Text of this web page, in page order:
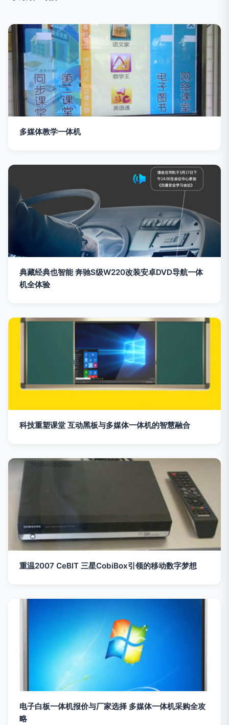
多媒体教学一体机
典藏经典也智能 奔驰S级W220改装安卓DVD导航一体
机全体验
科技重塑课堂 互动黑板与多媒体一体机的智慧融合
重温2007 CeBIT 三星CobiBox引领的移动数字梦想
电子白板一体机报价与厂家选择 多媒体一体机采购全攻
略